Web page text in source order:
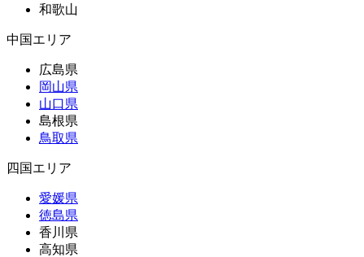
和歌山
中国エリア
広島県
岡山県
山口県
島根県
鳥取県
四国エリア
愛媛県
徳島県
香川県
高知県